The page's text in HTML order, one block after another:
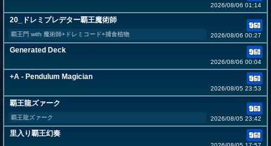
2026/08/06 01:14
20_ドレミプレデター覇王魔術師
覇王門 with 魔術師+ドレミコード+捕食植物 2026/08/06 00:27
Generated Deck
2026/08/06 00:04
+A - Pendulum Magician
2026/08/05 23:53
覇王龍ズァーク
覇王龍ズァーク 2026/08/05 23:42
里入り覇王幻奏